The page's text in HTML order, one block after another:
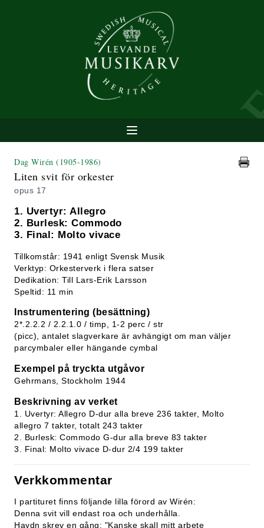
Dag Wirén (1905-1986)
Liten svit för orkester
opus 17
1. Uvertyr: Allegro
2. Burlesk: Commodo
3. Final: Molto vivace
Tillkomstår: 1941 enligt Svensk Musik
Verktyp: Orkesterverk i flera satser
Dedikation: Till Lars-Erik Larsson
Speltid: 11 min
Instrumentering (besättning)
2*.2.2.2 / 2.2.1.0 / timp, 1-2 perc / str
(picc), antalet slagverkare är avhängigt om man väljer
parcymbaler eller hängande cymbal
Exempel på tryckta utgåvor
Gehrmans, Stockholm 1944
Beskrivning av verket
1. Uvertyr: Allegro D-dur alla breve 236 takter, Molto
allegro 7 takter, totalt 243 takter
2. Burlesk: Commodo G-dur alla breve 83 takter
3. Final: Molto vivace D-dur 2/4 199 takter
Verkkommentar
I partituret finns följande lilla förord av Wirén:
Denna svit vill endast roa och underhålla.
Haydn skrev en gång: "Kanske skall mitt arbete